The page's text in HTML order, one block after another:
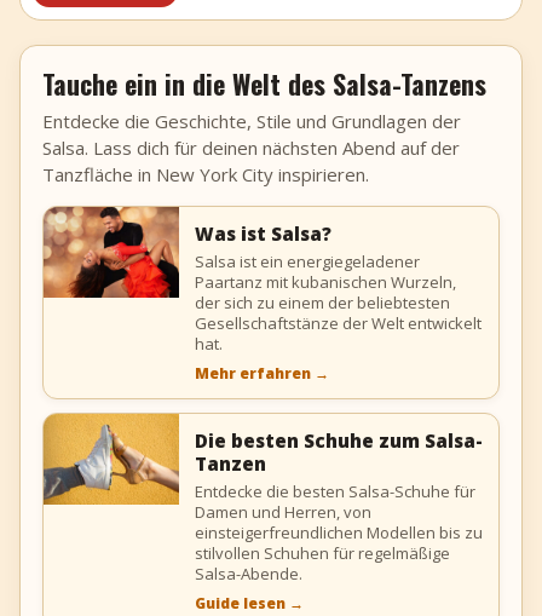
Tauche ein in die Welt des Salsa-Tanzens
Entdecke die Geschichte, Stile und Grundlagen der
Salsa. Lass dich für deinen nächsten Abend auf der
Tanzfläche in New York City inspirieren.
Was ist Salsa?
Salsa ist ein energiegeladener
Paartanz mit kubanischen Wurzeln,
der sich zu einem der beliebtesten
Gesellschaftstänze der Welt entwickelt
hat.
Mehr erfahren →
Die besten Schuhe zum Salsa-
Tanzen
Entdecke die besten Salsa-Schuhe für
Damen und Herren, von
einsteigerfreundlichen Modellen bis zu
stilvollen Schuhen für regelmäßige
Salsa-Abende.
Guide lesen →